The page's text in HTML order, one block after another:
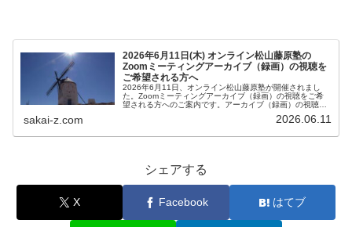
2026年6月11日(木) オンライン松山藤原塾の
Zoomミーティングアーカイブ（録画）の視聴を
ご希望される方へ
2026年6月11日、オンライン松山藤原塾が開催されまし
た。Zoomミーティングアーカイブ（録画）の視聴をご希
望される方へのご案内です。アーカイブ（録画）の視聴を
sakai-z.com 2026.06.11
シェアする
X Facebook はてブ